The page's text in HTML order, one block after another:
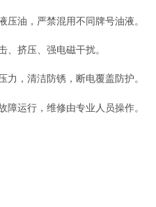
压油，严禁混用不同牌号油液。
、挤压、强电磁干扰。
力，清洁防锈，断电覆盖防护。
障运行，维修由专业人员操作。